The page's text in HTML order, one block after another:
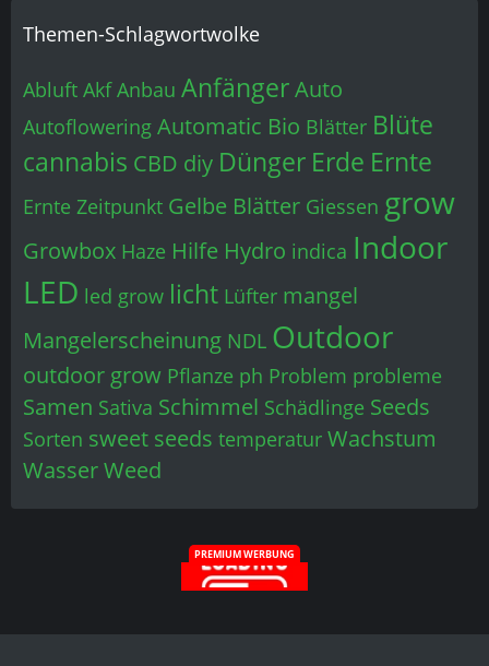
Themen-Schlagwortwolke
Abluft Akf Anbau AnfängerAuto
Autoflowering Automatic Bio Blätter Blüte
cannabis CBD diy Dünger Erde Ernte
Ernte Zeitpunkt Gelbe Blätter Giessen grow
Growbox Haze Hilfe Hydro indica Indoor
LED led grow licht Lüfter mangel
Mangelerscheinung NDL Outdoor
outdoor grow Pflanze ph Problem probleme
Samen Sativa Schimmel Schädlinge Seeds
Sorten sweet seeds temperatur Wachstum
WasserWeed
PREMIUM WERBUNG